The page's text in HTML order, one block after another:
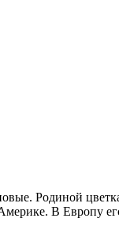
Родиной
В Европу